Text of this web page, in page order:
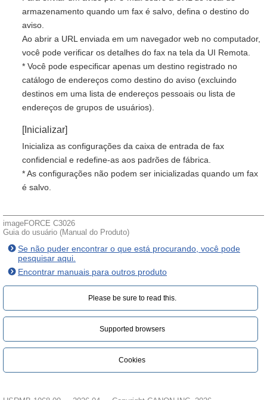
armazenamento quando um fax é salvo, defina o destino do
aviso.
Ao abrir a URL enviada em um navegador web no computador,
você pode verificar os detalhes do fax na tela da UI Remota.
* Você pode especificar apenas um destino registrado no
catálogo de endereços como destino do aviso (excluindo
destinos em uma lista de endereços pessoais ou lista de
endereços de grupos de usuários).
[Inicializar]
Inicializa as configurações da caixa de entrada de fax
confidencial e redefine-as aos padrões de fábrica.
* As configurações não podem ser inicializadas quando um fax
é salvo.
imageFORCE C3026
Guia do usuário (Manual do Produto)
Se não puder encontrar o que está procurando, você pode
pesquisar aqui.
Encontrar manuais para outros produto
Please be sure to read this.‎
Supported browsers
Cookies